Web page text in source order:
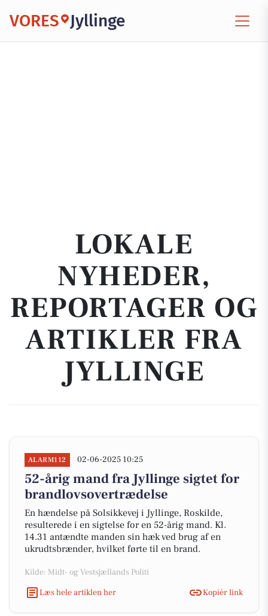
VORES Jyllinge
LOKALE
NYHEDER,
REPORTAGER OG
ARTIKLER FRA
JYLLINGE
ALARM112 02-06-2025 10:25
52-årig mand fra Jyllinge sigtet for
brandlovsovertrædelse
En hændelse på Solsikkevej i Jyllinge, Roskilde,
resulterede i en sigtelse for en 52-årig mand. Kl.
14.31 antændte manden sin hæk ved brug af en
ukrudtsbrænder, hvilket førte til en brand.
Kilde: Midt- og Vestsjællands Politi
Læs hele artiklen her
Kopiér link